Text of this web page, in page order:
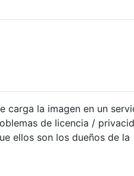
carga la imagen en un
de licencia /
ellos son los dueños de la